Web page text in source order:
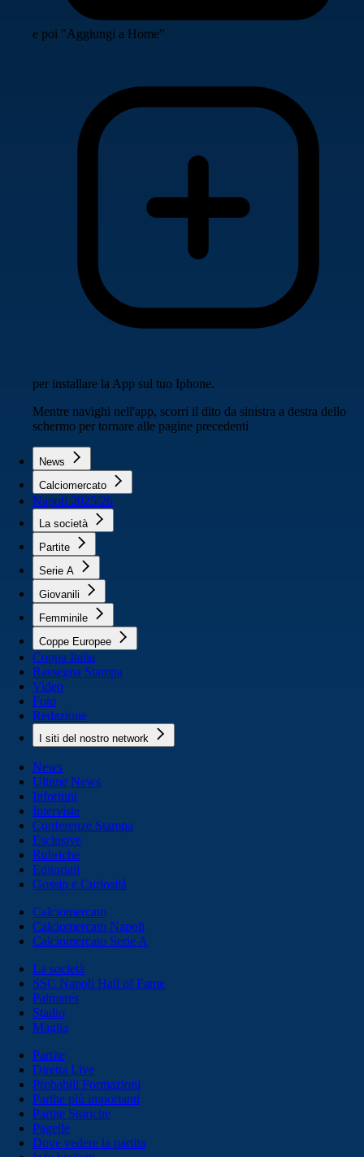
e poi "Aggiungi a Home"
per installare la App sul tuo Iphone.
Mentre navighi nell'app, scorri il dito da sinistra a destra dello
schermo per tornare alle pagine precedenti
News
Calciomercato
Napoli 2025/26
La società
Partite
Serie A
Giovanili
Femminile
Coppe Europee
Coppa Italia
Rassegna Stampa
Video
Foto
Redazione
I siti del nostro network
News
Ultime News
Infortuni
Interviste
Conferenze Stampa
Esclusive
Rubriche
Editoriali
Gossip e Curiosità
Calciomercato
Calciomercato Napoli
Calciomercato Serie A
La società
SSC Napoli Hall of Fame
Palmares
Stadio
Maglia
Partite
Diretta Live
Probabili Formazioni
Partite più importanti
Partite Storiche
Pagelle
Dove vedere la partita